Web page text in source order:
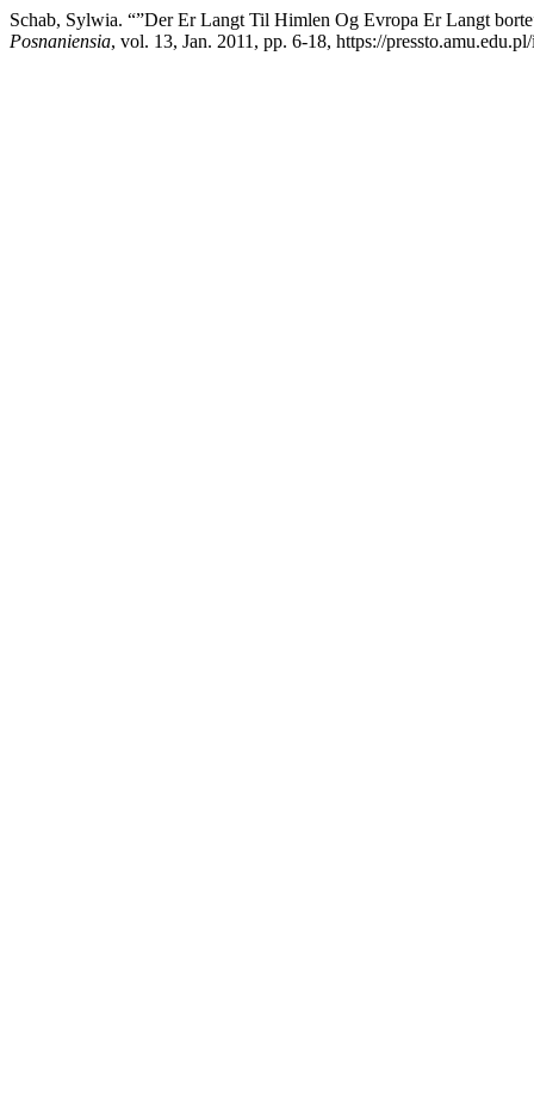
Schab, Sylwia. “”Der Er Langt Til Himlen Og Evropa Er Langt
Posnaniensia, vol. 13, Jan. 2011, pp. 6-18, https://